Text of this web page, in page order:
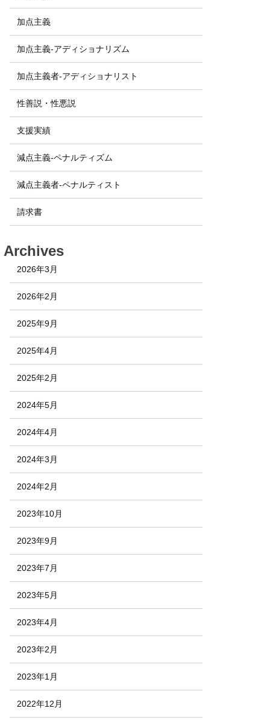
加点主義
加点主義-アディショナリズム
加点主義者-アディショナリスト
性善説・性悪説
支援実績
減点主義-ペナルティズム
減点主義者-ペナルティスト
請求書
Archives
2026年3月
2026年2月
2025年9月
2025年4月
2025年2月
2024年5月
2024年4月
2024年3月
2024年2月
2023年10月
2023年9月
2023年7月
2023年5月
2023年4月
2023年2月
2023年1月
2022年12月